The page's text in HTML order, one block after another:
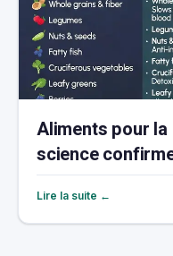
Aliments pour la
science
Lire la suite ←